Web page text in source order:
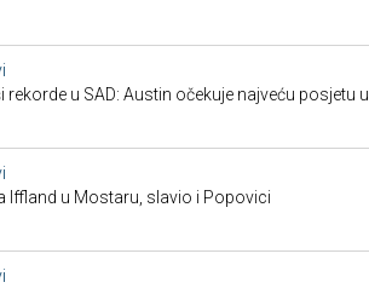
rekorde u SAD: Austin očekuje najveću posjetu u
Iffland u Mostaru, slavio i Popovici